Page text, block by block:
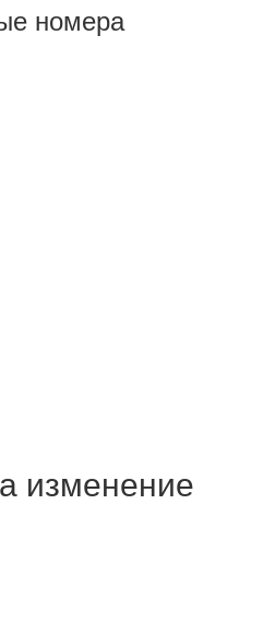
номера
изменение